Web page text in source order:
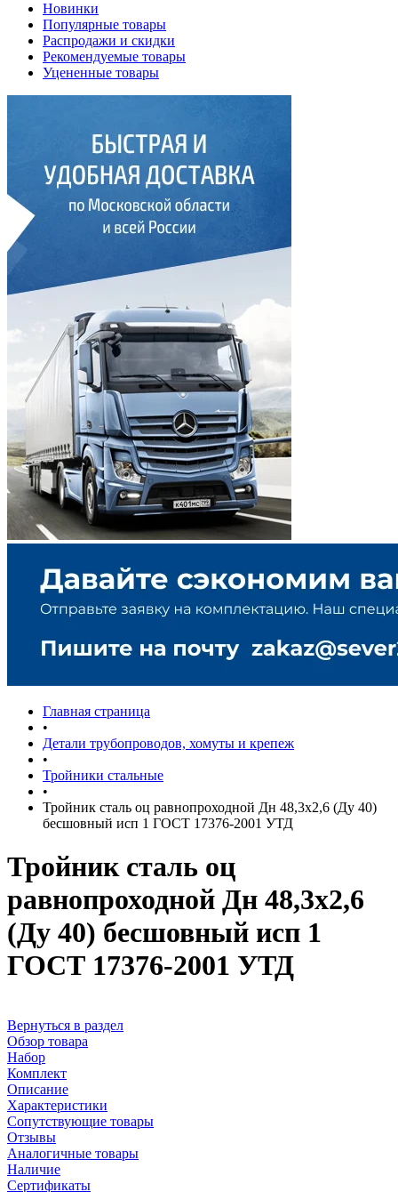
Новинки
Популярные товары
Распродажи и скидки
Рекомендуемые товары
Уцененные товары
Главная страница
•
Детали трубопроводов, хомуты и крепеж
•
Тройники стальные
•
Тройник сталь оц равнопроходной Дн 48,3х2,6 (Ду 40)
бесшовный исп 1 ГОСТ 17376-2001 УТД
Тройник сталь оц
равнопроходной Дн 48,3х2,6
(Ду 40) бесшовный исп 1
ГОСТ 17376-2001 УТД
Вернуться в раздел
Обзор товара
Набор
Комплект
Описание
Характеристики
Сопутствующие товары
Отзывы
Аналогичные товары
Наличие
Сертификаты